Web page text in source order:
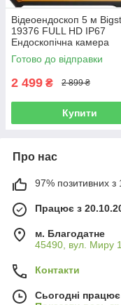
Відеоендоскоп 5 м
19376 FULL HD IP67
Ендоскопічна камера
Готово до відправки
2 499 ₴ 2 899 ₴
Купити
Про нас
97% позитивних з
Працює з
м. Благодатне
45490, вул. Миру
Контакти
Сьогодні